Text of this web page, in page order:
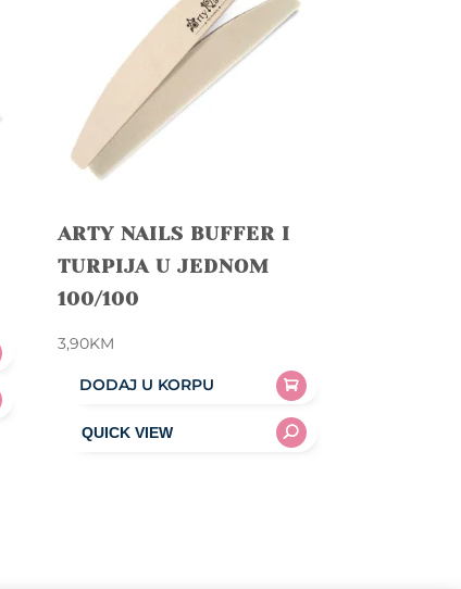
ARTY NAILS BUFFER I
TURPIJA U JEDNOM
100/100
3,90KM
DODAJ U KORPU